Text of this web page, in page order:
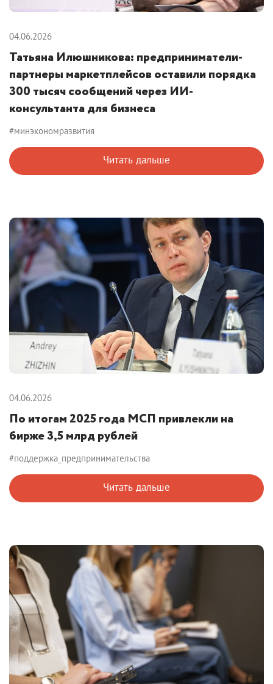
04.06.2026
Татьяна Илюшникова: предприниматели-
партнеры маркетплейсов оставили порядка
300 тысяч сообщений через ИИ-
консультанта для бизнеса
#минэкономразвития
Читать дальше
04.06.2026
По итогам 2025 года МСП привлекли на
бирже 3,5 млрд рублей
#поддержка_предпринимательства
Читать дальше